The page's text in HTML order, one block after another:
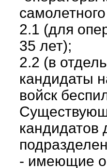
2.1 (для
35 лет);
2.2 (в
кандидаты
войск
кандидатов
- имеющие